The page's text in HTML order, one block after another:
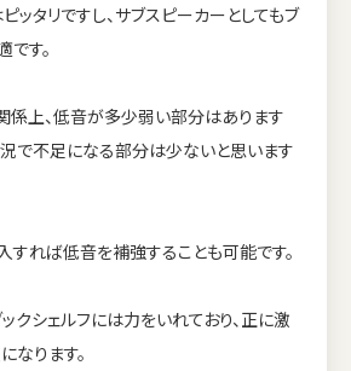
ッタリですし、サブスピーカーとしてもブ
す。
係上、低音が多少弱い部分はあります
で不足になる部分は少ないと思います
すれば低音を補強することも可能です。
クシェルフには力をいれており、正に激
なります。